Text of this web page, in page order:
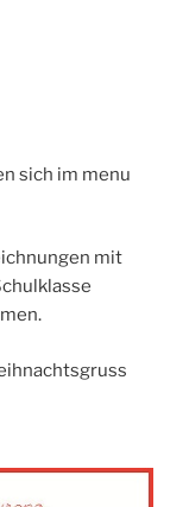
sich im menu
mit